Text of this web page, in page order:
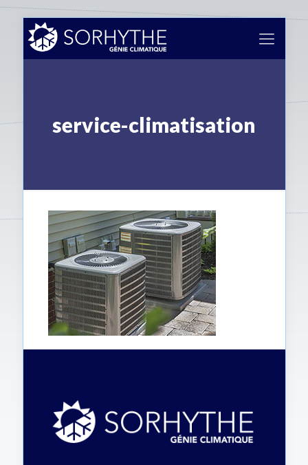
service-climatisation